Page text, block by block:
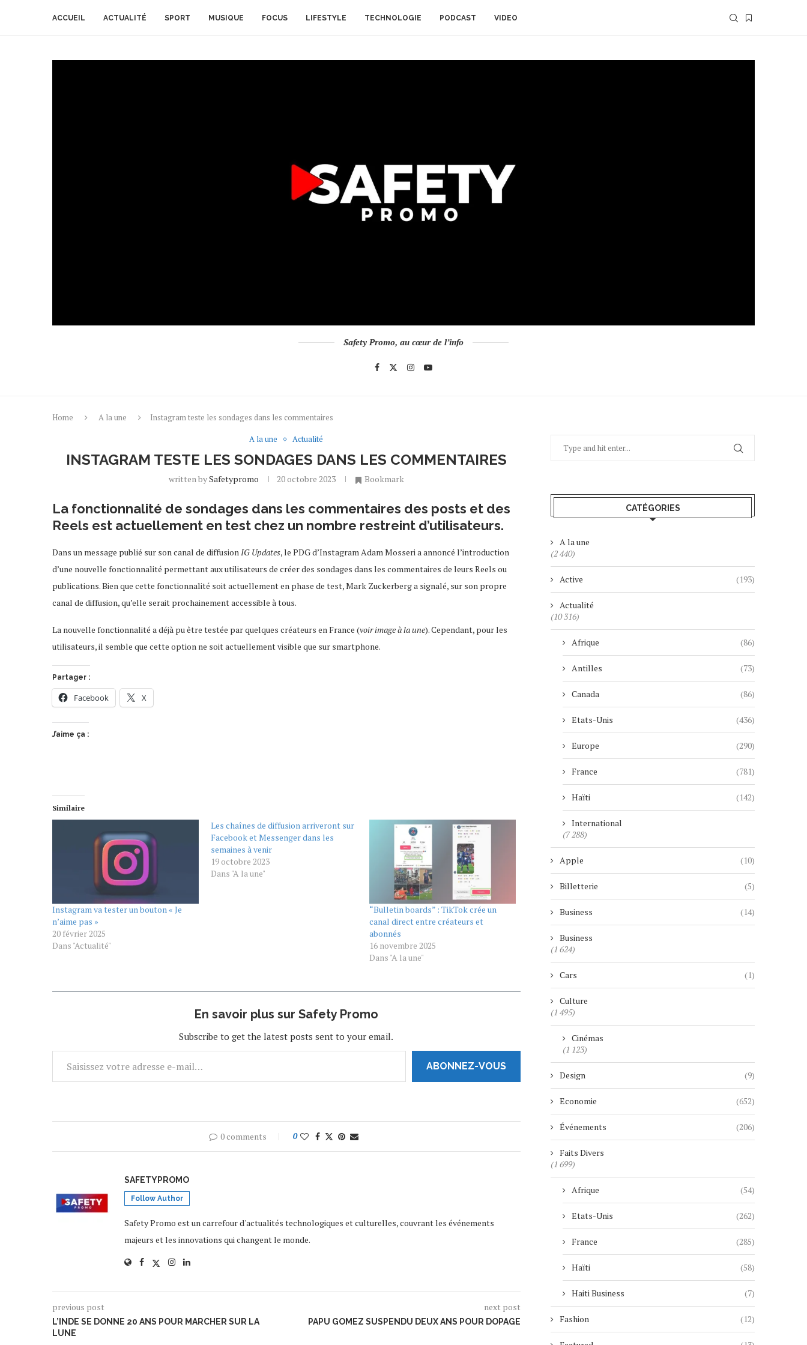
ACCUEIL ACTUALITÉ SPORT MUSIQUE FOCUS LIFESTYLE TECHNOLOGIE PODCAST VIDEO
Safety Promo, au cœur de l’info
Home A la une
Instagram teste les sondages dans les commentaires
A la une
Actualité
INSTAGRAM TESTE LES SONDAGES DANS LES COMMENTAIRES
written bySafetypromo 20 octobre 2023 Bookmark
La fonctionnalité de sondages dans les commentaires des posts et des
Reels est actuellement en test chez un nombre restreint d’utilisateurs.
Dans un message publié sur son canal de diffusionIG Updates, le PDG d’Instagram Adam Mosseri a annoncé l’introduction
d’une nouvelle fonctionnalité permettant aux utilisateurs de créer des sondages dans les commentaires de leurs Reels ou
publications. Bien que cette fonctionnalité soit actuellement en phase de test, Mark Zuckerberg a signalé, sur son propre
canal de diffusion, qu’elle serait prochainement accessible à tous.
La nouvelle fonctionnalité a déjà pu être testée par quelques créateurs en France (voir image à la une). Cependant, pour les
utilisateurs, il semble que cette option ne soit actuellement visible que sur smartphone.
Partager :
Facebook X
J’aime ça :
Similaire
Instagram va tester un bouton « Je
n’aime pas »
20 février 2025
Dans "Actualité"
Les chaînes de diffusion arriveront sur
Facebook et Messenger dans les
semaines à venir
19 octobre 2023
Dans "A la une"
“Bulletin boards” : TikTok crée un
canal direct entre créateurs et
abonnés
16 novembre 2025
Dans "A la une"
En savoir plus sur Safety Promo
Subscribe to get the latest posts sent to your email.
ABONNEZ-VOUS
0 comments 0
SAFETYPROMO
Follow Author
Safety Promo est un carrefour d'actualités technologiques et culturelles, couvrant les événements
majeurs et les innovations qui changent le monde.
previous post
L’INDE SE DONNE 20 ANS POUR MARCHER SUR LA
LUNE
next post
PAPU GOMEZ SUSPENDU DEUX ANS POUR DOPAGE
CATÉGORIES
A la une
(2 440)
Active (193)
Actualité
(10 316)
Afrique (86)
Antilles (73)
Canada (86)
Etats-Unis (436)
Europe (290)
France (781)
Haïti (142)
International
(7 288)
Apple (10)
Billetterie (5)
Business (14)
Business
(1 624)
Cars (1)
Culture
(1 495)
Cinémas
(1 123)
Design (9)
Economie (652)
Événements (206)
Faits Divers
(1 699)
Afrique (54)
Etats-Unis (262)
France (285)
Haïti (58)
Haiti Business (7)
Fashion (12)